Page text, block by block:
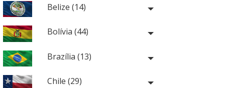
Belize (14)
Bolívia (44)
Brazília (13)
Chile (29)